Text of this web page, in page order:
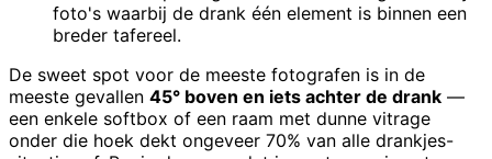
foto's waarbij de drank één element is binnen een
breder tafereel.
De sweet spot voor de meeste fotografen is in de
meeste gevallen 45° boven en iets achter de drank —
een enkele softbox of een raam met dunne vitrage
onder die hoek dekt ongeveer 70% van alle drankjes-